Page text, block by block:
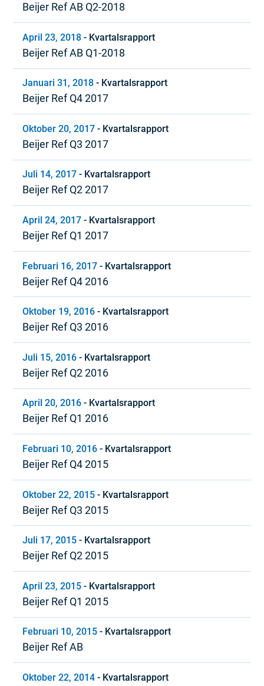
Beijer Ref AB Q2-2018
April 23, 2018 - Kvartalsrapport
Beijer Ref AB Q1-2018
Januari 31, 2018 - Kvartalsrapport
Beijer Ref Q4 2017
Oktober 20, 2017 - Kvartalsrapport
Beijer Ref Q3 2017
Juli 14, 2017 - Kvartalsrapport
Beijer Ref Q2 2017
April 24, 2017 - Kvartalsrapport
Beijer Ref Q1 2017
Februari 16, 2017 - Kvartalsrapport
Beijer Ref Q4 2016
Oktober 19, 2016 - Kvartalsrapport
Beijer Ref Q3 2016
Juli 15, 2016 - Kvartalsrapport
Beijer Ref Q2 2016
April 20, 2016 - Kvartalsrapport
Beijer Ref Q1 2016
Februari 10, 2016 - Kvartalsrapport
Beijer Ref Q4 2015
Oktober 22, 2015 - Kvartalsrapport
Beijer Ref Q3 2015
Juli 17, 2015 - Kvartalsrapport
Beijer Ref Q2 2015
April 23, 2015 - Kvartalsrapport
Beijer Ref Q1 2015
Februari 10, 2015 - Kvartalsrapport
Beijer Ref AB
Oktober 22, 2014 - Kvartalsrapport